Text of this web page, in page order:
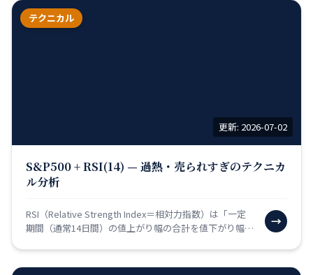
テクニカル
更新: 2026-07-02
S&P500 + RSI(14) — 過熱・売られすぎのテクニカ
ル分析
RSI（Relative Strength Index＝相対力指数）は「一定
期間（通常14日間）の値上がり幅の合計を値下がり幅の
→